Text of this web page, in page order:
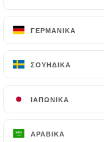
ΓΕΡΜΑΝΙΚΆ
ΣΟΥΗΔΙΚΆ
ΙΑΠΩΝΙΚΆ
ΑΡΑΒΙΚΆ
ΓΕΡΜΑΝΙΚΆ
ΣΟΥΗΔΙΚΆ
ΙΑΠΩΝΙΚΆ
ΑΡΑΒΙΚΆ